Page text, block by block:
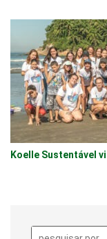
Koelle Sustentável
Pesquisa: